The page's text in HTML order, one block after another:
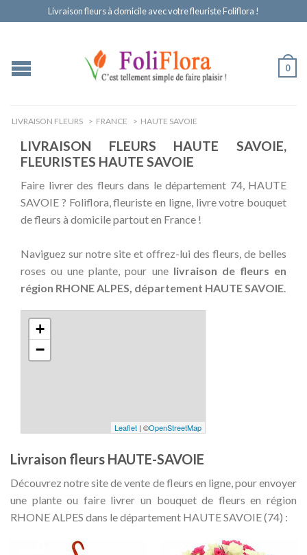
Livraison fleurs à domicile avec votre fleuriste Foliflora !
0
LIVRAISON FLEURS > FRANCE > HAUTE SAVOIE
LIVRAISON FLEURS HAUTE SAVOIE,
FLEURISTES HAUTE SAVOIE
Faire livrer des fleurs dans le département 74, HAUTE
SAVOIE ? Foliflora, fleuriste en ligne, livre votre bouquet
de fleurs à domicile partout en France !
Naviguez sur notre site et offrez-lui des fleurs, de belles
roses ou une plante, pour une livraison de fleurs en
région RHONE ALPES, département HAUTE SAVOIE.
+
−
Leaflet | ©OpenStreetMap
Livraison fleurs HAUTE-SAVOIE
Découvrez notre site de vente de fleurs en ligne, pour envoyer
une plante ou faire livrer un bouquet de fleurs en région
RHONE ALPES dans le département HAUTE SAVOIE (74) :